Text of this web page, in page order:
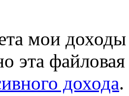
мои
эта
дохода.